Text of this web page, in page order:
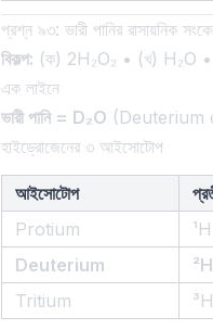
প্রশ্ন ৯৩: ভারী পানির রাসায়নিক
বিকল্প: (ক) 2H₂O₂ • (খ) H₂O
এক লাইনে
ভারী পানি = D₂O (Deuterium
হাইড্রোজেনের ৩ আইসোটোপ
আইসোটোপ
Protium
¹H
Deuterium
Tritium